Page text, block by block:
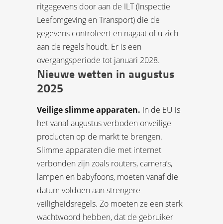
ritgegevens door aan de ILT (Inspectie
Leefomgeving en Transport) die de
gegevens controleert en nagaat of u zich
aan de regels houdt. Er is een
overgangsperiode tot januari 2028.
Nieuwe wetten in augustus
2025
Veilige slimme apparaten. In de EU is
het vanaf augustus verboden onveilige
producten op de markt te brengen.
Slimme apparaten die met internet
verbonden zijn zoals routers, camera’s,
lampen en babyfoons, moeten vanaf die
datum voldoen aan strengere
veiligheidsregels. Zo moeten ze een sterk
wachtwoord hebben, dat de gebruiker